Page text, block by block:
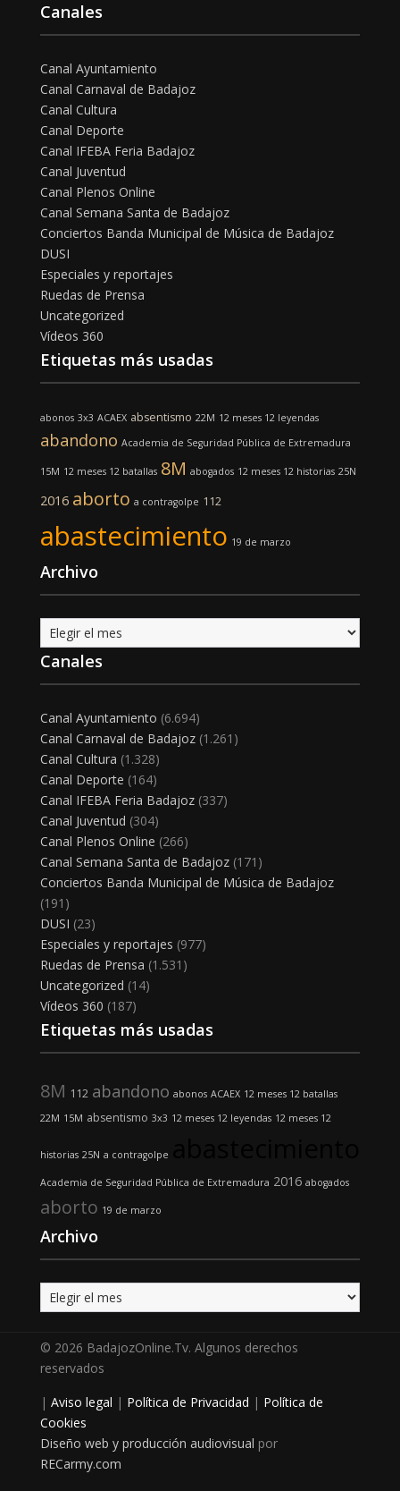
Canales
Canal Ayuntamiento
Canal Carnaval de Badajoz
Canal Cultura
Canal Deporte
Canal IFEBA Feria Badajoz
Canal Juventud
Canal Plenos Online
Canal Semana Santa de Badajoz
Conciertos Banda Municipal de Música de Badajoz
DUSI
Especiales y reportajes
Ruedas de Prensa
Uncategorized
Vídeos 360
Etiquetas más usadas
abonos 3x3 ACAEX absentismo 22M 12 meses 12 leyendas
abandono Academia de Seguridad Pública de Extremadura
15M 12 meses 12 batallas 8M abogados 12 meses 12 historias 25N
2016 aborto a contragolpe 112
abastecimiento 19 de marzo
Archivo
Archivo
Canales
Canal Ayuntamiento (6.694)
Canal Carnaval de Badajoz(1.261)
Canal Cultura (1.328)
Canal Deporte (164)
Canal IFEBA Feria Badajoz(337)
Canal Juventud (304)
Canal Plenos Online (266)
Canal Semana Santa de Badajoz(171)
Conciertos Banda Municipal de Música de Badajoz
(191)
DUSI (23)
Especiales y reportajes (977)
Ruedas de Prensa (1.531)
Uncategorized (14)
Vídeos 360 (187)
Etiquetas más usadas
8M 112 abandono abonos ACAEX 12 meses 12 batallas
22M 15M absentismo 3x3 12 meses 12 leyendas 12 meses 12
historias 25N a contragolpe
Academia de Seguridad Pública de Extremadura 2016 abogados
aborto 19 de marzo
Archivo
Archivo
© 2026 BadajozOnline.Tv. Algunos derechos
reservados
| Aviso legal | Política de Privacidad | Política de
Cookies
Diseño web y producción audiovisual por
RECarmy.com